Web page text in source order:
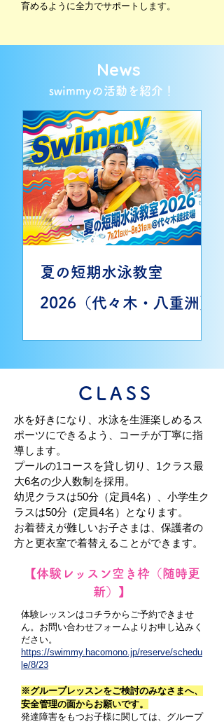
育めるように​全力でサポートします。
News
swimmyの活動を紹介！
夏の短期水泳教室
2026（代々木・八重洲）
CLASS
水を好きになり、水泳を生涯楽しめるス
ポーツにできるよう、コーチが丁寧に指
導します。
プールの1コースを貸し切り、1クラス最
大6名の少人数制を採用。
幼児クラスは50分（定員4名）、小学生ク
ラスは50分（定員4名）となります。
お着替えが難しいお子さまは、保護者の
方と更衣室で着替えることができます。
​【体験レッスン空き枠（随時更
新） 】
体験レッスンはコチラからご予約できませ
ん。お問い合わせフォームよりお申し込みく
ださい。
https://swimmy.hacomono.jp/reserve/schedu
le/8/23
※グループレッスンをご検討のみなさまへ、
安全管理の面からお願いです。
発達障害をもつお子様に関しては、グループ